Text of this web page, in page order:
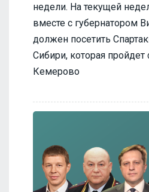
недели. На текущей
вместе с губернатором
должен посетить
Сибири, которая
Кемерово